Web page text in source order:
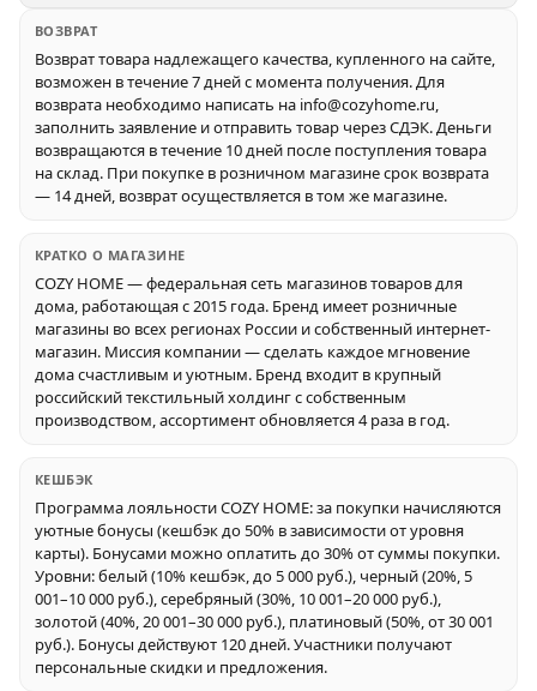
ВОЗВРАТ
Возврат товара надлежащего качества, купленного на сайте,
возможен в течение 7 дней с момента получения. Для
возврата необходимо написать на info@cozyhome.ru,
заполнить заявление и отправить товар через СДЭК. Деньги
возвращаются в течение 10 дней после поступления товара
на склад. При покупке в розничном магазине срок возврата
— 14 дней, возврат осуществляется в том же магазине.
КРАТКО О МАГАЗИНЕ
COZY HOME — федеральная сеть магазинов товаров для
дома, работающая с 2015 года. Бренд имеет розничные
магазины во всех регионах России и собственный интернет-
магазин. Миссия компании — сделать каждое мгновение
дома счастливым и уютным. Бренд входит в крупный
российский текстильный холдинг с собственным
производством, ассортимент обновляется 4 раза в год.
КЕШБЭК
Программа лояльности COZY HOME: за покупки начисляются
уютные бонусы (кешбэк до 50% в зависимости от уровня
карты). Бонусами можно оплатить до 30% от суммы покупки.
Уровни: белый (10% кешбэк, до 5 000 руб.), черный (20%, 5
001–10 000 руб.), серебряный (30%, 10 001–20 000 руб.),
золотой (40%, 20 001–30 000 руб.), платиновый (50%, от 30 001
руб.). Бонусы действуют 120 дней. Участники получают
персональные скидки и предложения.